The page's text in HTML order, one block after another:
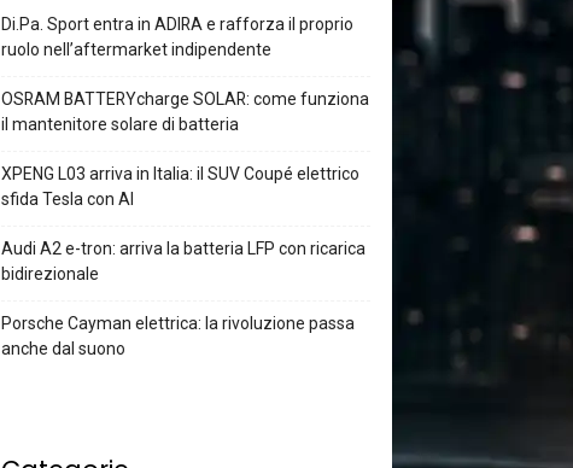
Di.Pa. Sport entra in ADIRA e rafforza il proprio
ruolo nell’aftermarket indipendente
OSRAM BATTERYcharge SOLAR: come funziona
il mantenitore solare di batteria
XPENG L03 arriva in Italia: il SUV Coupé elettrico
sfida Tesla con AI
Audi A2 e-tron: arriva la batteria LFP con ricarica
bidirezionale
Porsche Cayman elettrica: la rivoluzione passa
anche dal suono